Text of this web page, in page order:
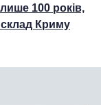
100 років,
Криму